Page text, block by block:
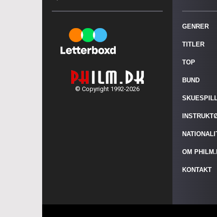
© Copyright 1992-2026
GENRER
TITLER
TOP
BUND
OM
KONTAKT